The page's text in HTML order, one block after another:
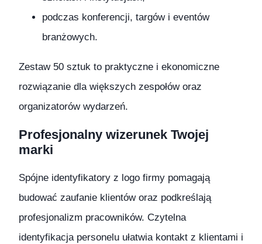
podczas konferencji, targów i eventów
branżowych.
Zestaw 50 sztuk to praktyczne i ekonomiczne
rozwiązanie dla większych zespołów oraz
organizatorów wydarzeń.
Profesjonalny wizerunek Twojej
marki
Spójne identyfikatory z logo firmy pomagają
budować zaufanie klientów oraz podkreślają
profesjonalizm pracowników. Czytelna
identyfikacja personelu ułatwia kontakt z klientami i